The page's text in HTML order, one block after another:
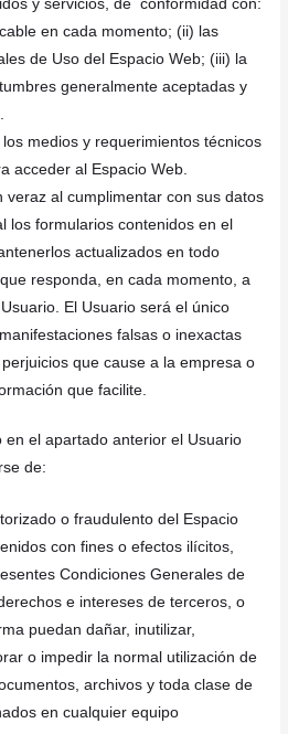
y servicios, de conformidad con:
en cada momento; (ii) las
de Uso del Espacio Web; (iii) la
generalmente aceptadas y
medios y requerimientos técnicos
acceder al Espacio Web.
veraz al cumplimentar con sus datos
los formularios contenidos en el
actualizados en todo
responda, en cada momento, a
El Usuario será el único
falsas o inexactas
que cause a la empresa o
que facilite.
en el apartado anterior el Usuario
de:
o fraudulento del Espacio
con fines o efectos ilícitos,
Condiciones Generales de
e intereses de terceros, o
puedan dañar, inutilizar,
o impedir la normal utilización de
archivos y toda clase de
en cualquier equipo